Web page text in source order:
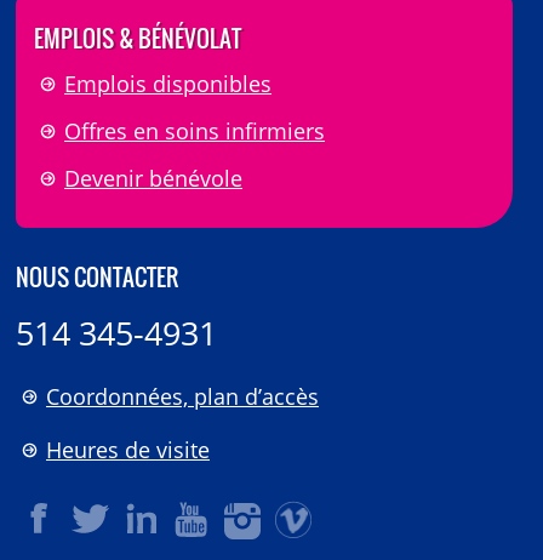
EMPLOIS & BÉNÉVOLAT
Emplois disponibles
Offres en soins infirmiers
Devenir bénévole
NOUS CONTACTER
514 345-4931
Coordonnées, plan d’accès
Heures de visite